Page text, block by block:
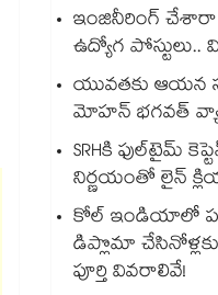
ఇంజినీరింగ్ చేశారా
ఉద్యోగ పోస్టులు..
యువతకు ఆయన
మోహన్ భగవత్
SRHకి ఫుల్‌టైమ్
నిర్ణయంతో లైన్
కోల్ ఇండియాలో
డిప్లొమా
పూర్తి వివరాలివే!